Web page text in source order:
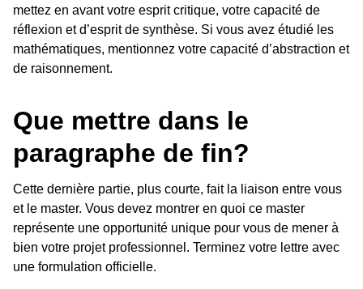
mettez en avant votre esprit critique, votre capacité de
réflexion et d’esprit de synthèse. Si vous avez étudié les
mathématiques, mentionnez votre capacité d’abstraction et
de raisonnement.
Que mettre dans le
paragraphe de fin?
Cette dernière partie, plus courte, fait la liaison entre vous
et le master. Vous devez montrer en quoi ce master
représente une opportunité unique pour vous de mener à
bien votre projet professionnel. Terminez votre lettre avec
une formulation officielle.